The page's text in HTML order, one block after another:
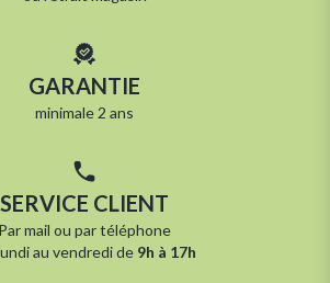
GARANTIE
minimale 2 ans
SERVICE CLIENT
Parmail ou partéléphone
au vendredi de 9h à 17h